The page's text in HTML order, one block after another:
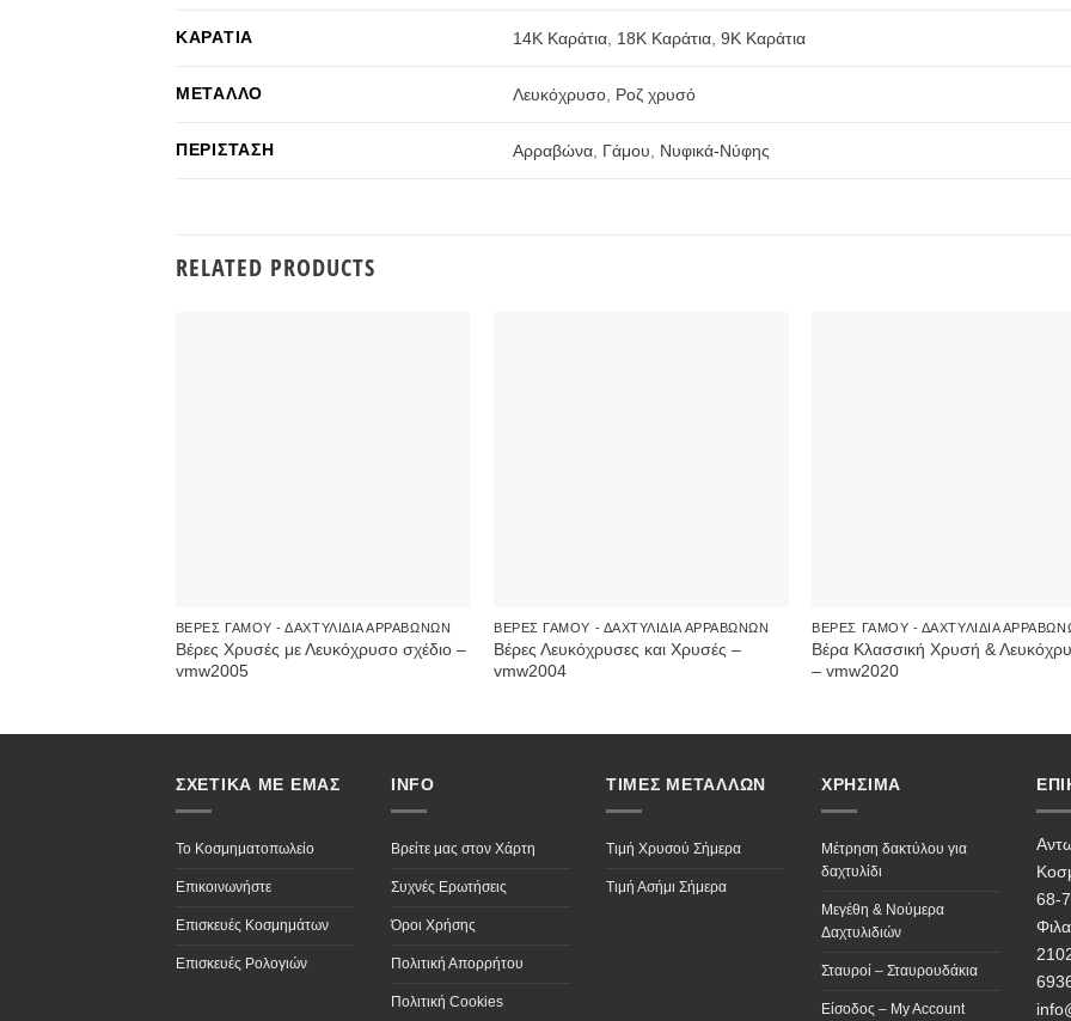
ΚΑΡΆΤΙΑ 14Κ Καράτια 18Κ Καράτια ,9Κ Καράτια
ΜΈΤΑΛΛΟ Λευκόχρυσο Ροζ χρυσό
ΠΕΡΊΣΤΑΣΗ Αρραβώνα Γάμου Νυφικά-Νύφης
RELATED PRODUCTS
ΒΈΡΕΣ ΓΆΜΟΥ - ΔΑΧΤΥΛΊΔΙΑ ΑΡΡΑΒΏΝΩΝ
Βέρες Χρυσές με Λευκόχρυσο σχέδιο –
vmw2005
ΒΈΡΕΣ ΓΆΜΟΥ - ΔΑΧΤΥΛΊΔΙΑ ΑΡΡΑΒΏΝΩΝ
Βέρες Λευκόχρυσες και Χρυσές –
vmw2004
ΒΈΡΕΣ ΓΆΜΟΥ - ΔΑΧΤΥΛΊΔΙΑ
Βέρα Κλασσική Χρυσή &
– vmw2020
ΣΧΕΤΙΚΑ ΜΕ ΕΜΑΣ
Το Κοσμηματοπωλείο
Επικοινωνήστε
Επισκευές Κοσμημάτων
Επισκευές Ρολογιών
INFO
Βρείτε μας στον Χάρτη
Συχνές Ερωτήσεις
Όροι Χρήσης
Πολιτική Απορρήτου
Πολιτική Cookies
ΤΙΜΕΣ ΜΕΤΑΛΛΩΝ
Τιμή Χρυσού Σήμερα
Τιμή Ασήμι Σήμερα
ΧΡΗΣΙΜΑ
Μέτρηση δακτύλου για
δαχτυλίδι
Μεγέθη & Νούμερα
Δαχτυλιδιών
Σταυροί – Σταυρουδάκια
Είσοδος – My Account
68-